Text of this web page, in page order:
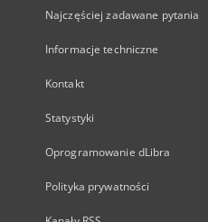
Najczęściej zadawane pytania
Informacje techniczne
Kontakt
Statystyki
Oprogramowanie dLibra
Polityka prywatności